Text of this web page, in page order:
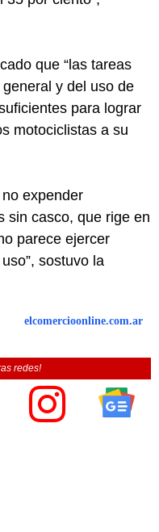
que “las tareas
y del uso de
para lograr
motociclistas a su
expender
sin casco, que rige en
parece ejercer
sostuvo la
elcomercioonline.com.ar
redes!